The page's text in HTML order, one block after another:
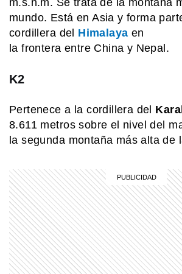
m.s.n.m. Se trata de la montaña
mundo. Está en Asia y forma
cordillera del Himalaya en
la frontera entre China y Nepal.
K2
Pertenece a la cordillera del
8.611 metros sobre el nivel del
la segunda montaña más alta de
PERSONAS
¿Quién fue San
es el santo del pan
sus sabores
Bólido en Buenos
de fuego que
ciudad
MI PAIS
Quién fue
figura clave de la